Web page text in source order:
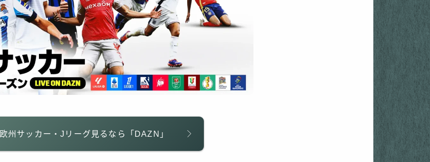
欧州サッカー・Jリーグ見るなら「DAZN」